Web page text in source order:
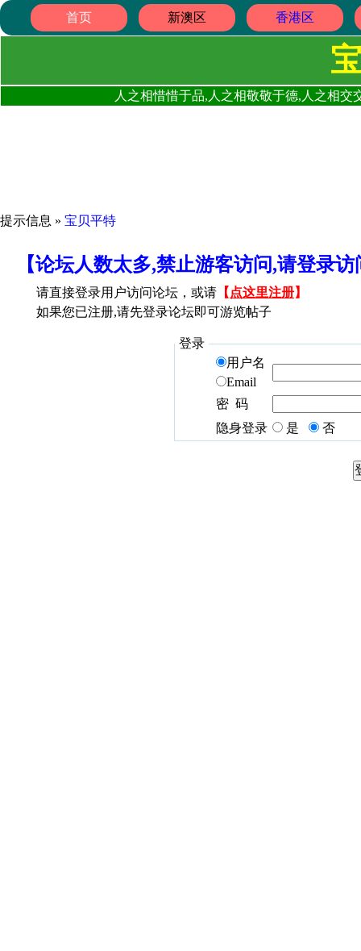
首页 新澳区 香港区
人之相惜惜于品,人之相敬敬于德,人之相
提示信息 » 宝贝平特
【论坛人数太多,禁止游客访问,请登录
请直接登录用户访问论坛，或请 【 点这里注册】
如果您已注册,请先登录论坛即可游览帖子
登录
用户名
Email
密 码
隐身登录
是 否